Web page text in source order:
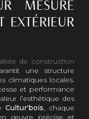
MESURE
EXTÉRIEUR
de construction
une structure
climatiques locales.
et performance
l’esthétique des
Cultur'bois, chaque
œuvre précise et